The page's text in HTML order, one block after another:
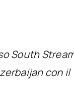
con il